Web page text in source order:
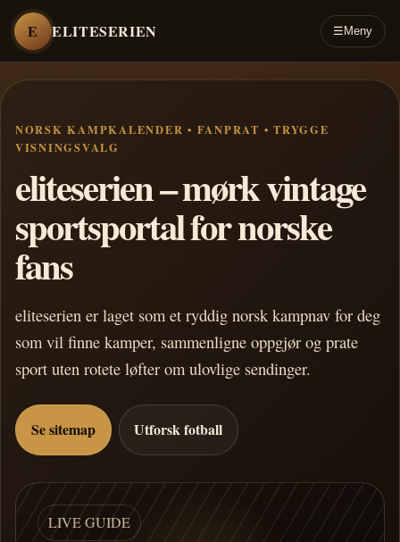
E ELITESERIEN ☰ Meny
NORSK KAMPKALENDER • FANPRAT • TRYGGE
VISNINGSVALG
eliteserien – mørk vintage
sportsportal for norske
fans
eliteserien er laget som et ryddig norsk kampnav for deg
som vil finne kamper, sammenligne oppgjør og prate
sport uten rotete løfter om ulovlige sendinger.
Se sitemap Utforsk fotball
LIVE GUIDE